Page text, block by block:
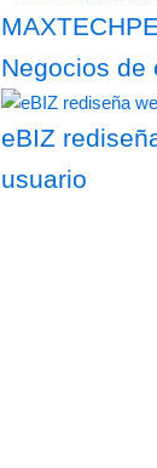
Negocios de
eBIZ
usuario